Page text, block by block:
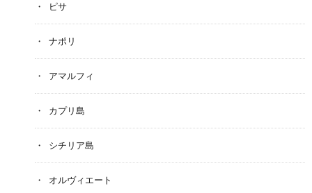
ピサ
ナポリ
アマルフィ
カプリ島
シチリア島
オルヴィエート